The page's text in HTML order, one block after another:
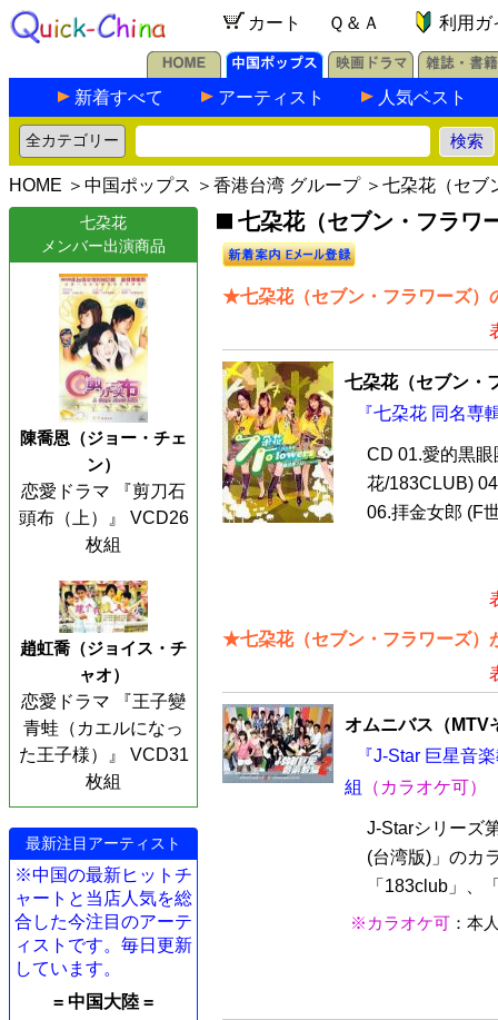
カート Ｑ＆Ａ 利用ガ
新着すべて アーティスト 人気ベスト
HOME ＞ 中国ポップス ＞ 香港台湾 グループ＞七朶花（セブ
七朶花
メンバー出演商品
陳喬恩（ジョー・チェ
ン）
恋愛ドラマ 『剪刀石
頭布（上）』 VCD26
枚組
趙虹喬（ジョイス・チ
ャオ）
恋愛ドラマ 『王子變
青蛙（カエルになっ
た王子様）』 VCD31
枚組
最新注目アーティスト
※中国の最新ヒットチ
ャートと当店人気を総
合した今注目のアーテ
ィストです。毎日更新
しています。
= 中国大陸 =
七朶花（セブン・フラワ
★七朶花（セブン・フラワーズ）
七朶花（セブン・
『七朶花 同名専
CD 01.愛的黒
花/183CLUB)
06.拝金女郎 (F
★七朶花（セブン・フラワーズ）
オムニバス（MTV
『J-Star 巨星音
組
（カラオケ可）
J-Starシリーズ
(台湾版)」のカ
「183club」、
※カラオケ可 ：本